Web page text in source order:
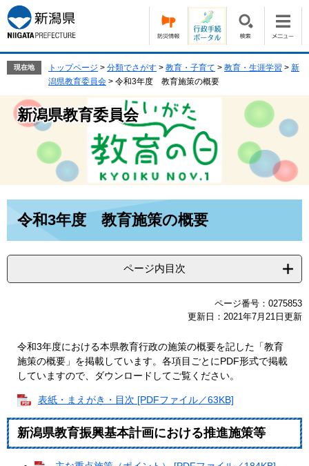
ー
ジ
の
で
す。
ニ
ュ
ー
ば
現在地 トップページ > 分類でさがす > 教育・子育て > 教育・生涯学習 > 新
潟県教育委員会 > 令和3年度 教育施策の概要
新潟県教育委員会
令和3年度 教育施策の概要
ページ内目次
ページ番号：0275853
更新日：2021年7月21日更新
令和3年度における本県教育行政の施策の概要を記した「教育
施策の概要」を掲載しています。各項目ごとにPDF形式で掲載
していますので、ダウンロードしてご覧ください。
表紙・まえがき・目次 [PDFファイル／63KB]
新潟県教育振興基本計画における推進施策等